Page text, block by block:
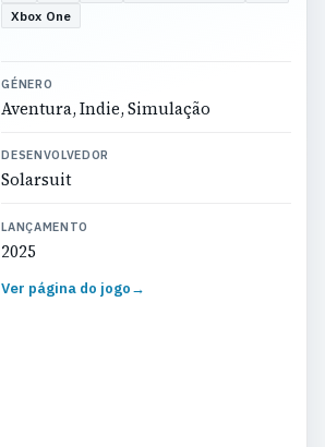
Xbox One
GÉNERO
Aventura, Indie, Simulação
DESENVOLVEDOR
Solarsuit
LANÇAMENTO
2025
Ver página do jogo→